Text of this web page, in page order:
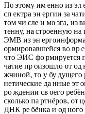
По этому им енно из эл
сп ектра эн ергии за
том чи сле и мо зга, из
тенну, на строенную на
ЭМВ из эн
ормировавшейся во вр
что ЭИС фо рмируется
чатие пр оизошло от од
жчиной, то у бу дущего
нетические да нные эт
ро ждении св оего
сколько па ртнёров, от
ДНК ре бёнка и од